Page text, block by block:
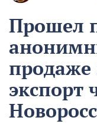
Прошел
продаже
экспорт